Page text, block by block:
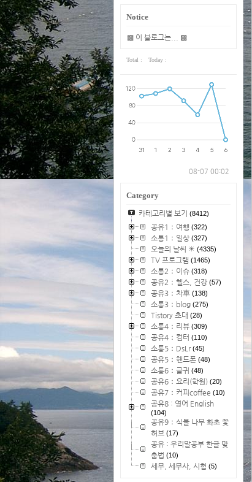
Notice
▩ 이 블로그는... ▩
Total : Today :
08-07 00:02
Category
카테고리별 보기 (8412)
공유1：여행 (322)
소통1：일상(327)
오늘의 날씨 ☀ (4335)
TV 프로그램 (1465)
소통2：이슈(318)
공유2：헬스, 건강(57)
공유3：차車(138)
소통3：blog(275)
Tistory 초대 (28)
소통4：리뷰(309)
공유4：컴터 (110)
소통5：DsLr(45)
공유5：핸드폰(48)
소통6：글귀 (48)
공유6：요리(학원)(20)
공유7：커피coffee (10)
공유8 : 영어 English
(104)
공유9：식물 나무 화초 꽃
허브 (17)
공유 : 우리말공부 한글 맞
춤법 (10)
세무, 세무사, 시험 (5)